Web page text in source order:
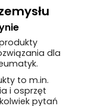
dla
to m.in.
i osprzęt
pytań